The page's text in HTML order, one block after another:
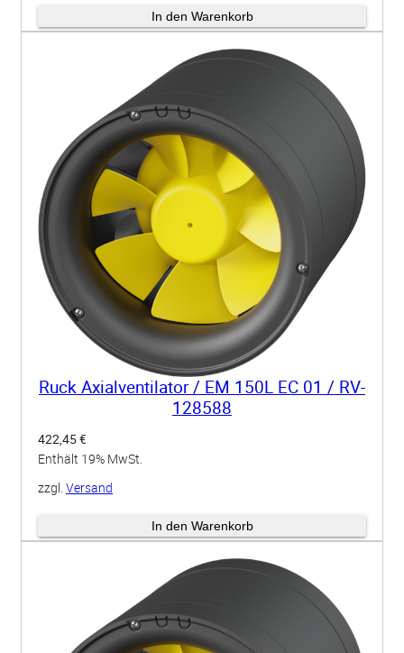
Lieferzeit: ca. 3-4 Wochen
In den Warenkorb
Ruck Axialventilator / EM 150L EC 01 / RV-
128588
422,45€
Enthält 19% MwSt.
zzgl. Versand
Lieferzeit: ca. 3-4 Wochen
In den Warenkorb